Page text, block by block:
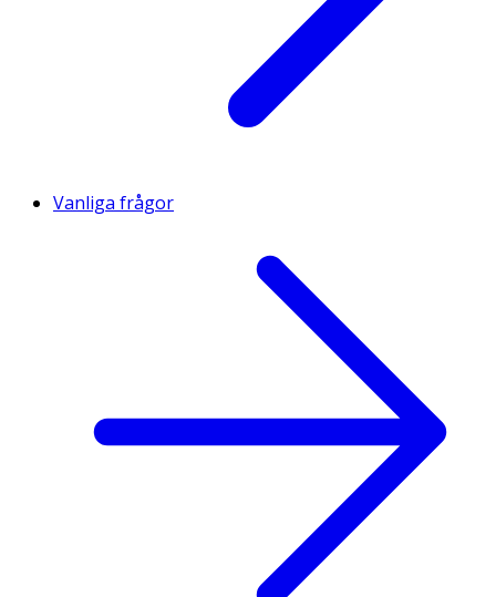
Vanliga frågor